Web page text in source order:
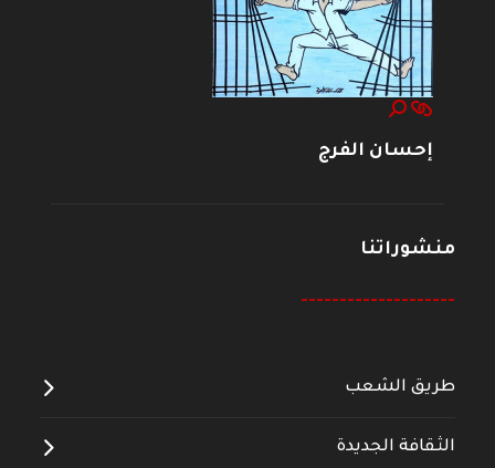
إحسان الفرج
منشوراتنا
--------------------
طريق الشعب
الثقافة الجديدة